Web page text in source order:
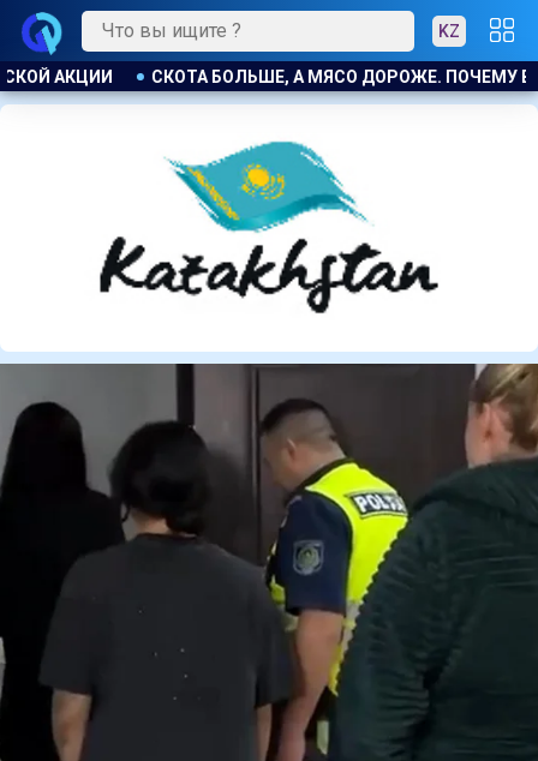
KZ
В КАЗАХСТАНЕ ПРОДОЛЖАЮТ РАСТИ ЦЕНЫ НА